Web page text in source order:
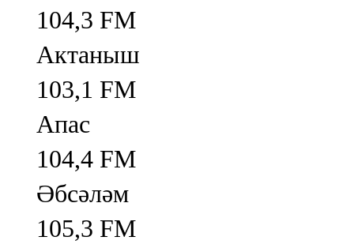
104,3 FM
Актаныш
103,1 FM
Апас
104,4 FM
Әбсәләм
105,3 FM